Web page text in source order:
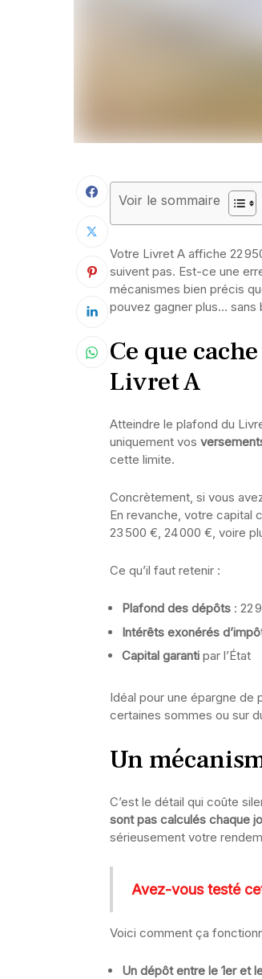
Voir le sommaire
Votre Livret A affiche 22
suivent pas. Est-ce une
mécanismes bien précis
pouvez gagner plus… sans
Ce que
Livret A
Atteindre le plafond du
uniquement vos
cette limite.
Concrètement, si vous
En revanche, votre capital
23 500 €, 24 000 €, voire
Ce qu’il faut retenir :
Plafond des dépôts : 22
Intérêts exonérés
Capital garanti par l’État
Idéal pour une épargne de
certaines sommes ou sur
Un
C’est le détail qui coûte
sont pas calculés chaque
sérieusement votre
Avez-vous testé
Voici comment ça
Un dépôt entre le 1er et